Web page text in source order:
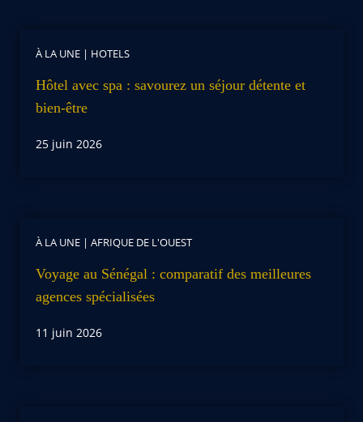
À LA UNE | HOTELS
Hôtel avec spa : savourez un séjour détente et
bien-être
25 juin 2026
À LA UNE | AFRIQUE DE L'OUEST
Voyage au Sénégal : comparatif des meilleures
agences spécialisées
11 juin 2026